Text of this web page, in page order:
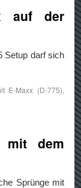
auf der
Setup darf sich
E-Maxx (D-775),
mit dem
Sprünge mit